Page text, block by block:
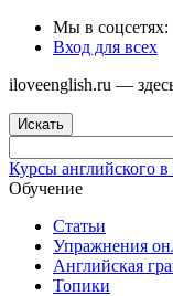
Мы в соцсетях:
Вход для всех
iloveenglish.ru —
Искать
Курсы английского
Обучение
Статьи
Упражнения
Английская
Топики